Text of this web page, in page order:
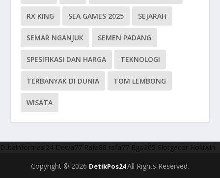
RX KING SEA GAMES 2025 SEJARAH
SEMAR NGANJUK SEMEN PADANG
SPESIFIKASI DAN HARGA TEKNOLOGI
TERBANYAK DI DUNIA TOM LEMBONG
WISATA
Dutainformasi24 Dewa77 Rafa88 rafa77 Rgo365 Slotgacor Hokiwin
Copyright © 2026 DetikPos24All Rights Reserved.